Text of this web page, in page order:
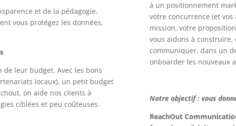
et de la pédagogie.
vous protégez les données,
de leur budget. Avec les bons
locaux), un petit budget
on aide nos clients à
ciblées et peu coûteuses.
à un positionnement
votre concurrence (et
mission, votre
vous aidons à
communiquer, dans un
onboarder les nouveaux
Notre objectif : vous
ReachOut